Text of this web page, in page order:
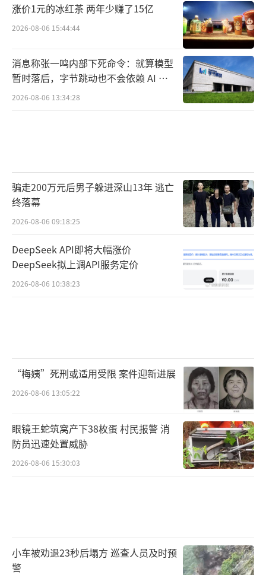
涨价1元的冰红茶 两年少赚了15亿
2026-08-06 15:44:44
消息称张一鸣内部下死命令：就算模型
暂时落后，字节跳动也不会依赖 AI 蒸
馏技术
2026-08-06 13:34:28
骗走200万元后男子躲进深山13年 逃亡
终落幕
2026-08-06 09:18:25
DeepSeek API即将大幅涨价
DeepSeek拟上调API服务定价
2026-08-06 10:38:23
“梅姨”死刑或适用受限 案件迎新进展
2026-08-06 13:05:22
眼镜王蛇筑窝产下38枚蛋 村民报警 消
防员迅速处置威胁
2026-08-06 15:30:03
小车被劝退23秒后塌方 巡查人员及时预
警